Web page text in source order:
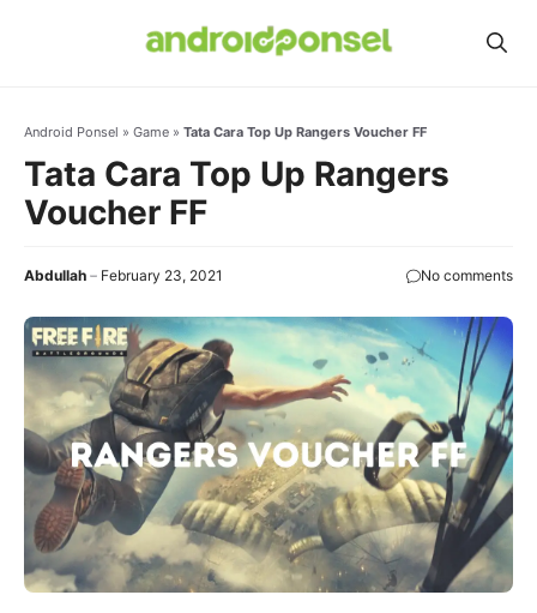
Android Ponsel » Game » Tata Cara Top Up Rangers Voucher FF
Tata Cara Top Up Rangers
Voucher FF
Abdullah February 23, 2021 No comments